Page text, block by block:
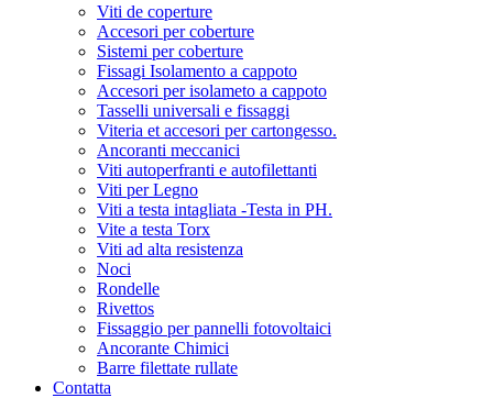
Viti de coperture
Accesori per coberture
Sistemi per coberture
Fissagi Isolamento a cappoto
Accesori per isolameto a cappoto
Tasselli universali e fissaggi
Viteria et accesori per cartongesso.
Ancoranti meccanici
Viti autoperfranti e autofilettanti
Viti per Legno
Viti a testa intagliata -Testa in PH.
Vite a testa Torx
Viti ad alta resistenza
Noci
Rondelle
Rivettos
Fissaggio per pannelli fotovoltaici
Ancorante Chimici
Barre filettate rullate
Contatta